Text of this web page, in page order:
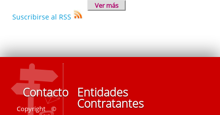
Ver más
Suscribirse al RSS
Contacto
Copyright ©
Entidades
Contratantes